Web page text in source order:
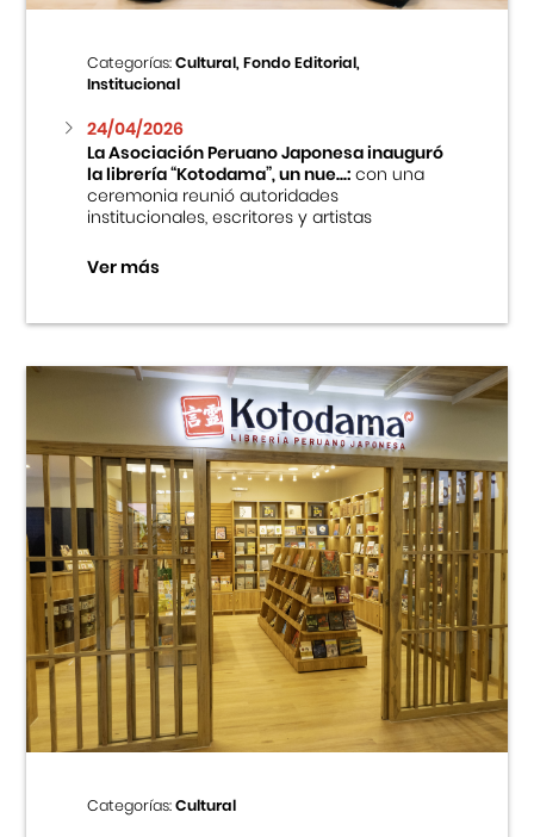
Categorías:Cultural, Fondo Editorial,
Institucional
24/04/2026
La Asociación Peruano Japonesa inauguró
la librería “Kotodama”, un nue...:con una
ceremonia reunió autoridades
institucionales, escritores y artistas
Ver más
Categorías:Cultural